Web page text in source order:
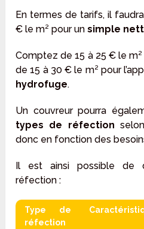
En termes de tarifs, il
€ le m² pour unsimple
Comptez de 15 à 25 € le
de 15 à 30 € le m² pour
hydrofuge.
Un couvreur pourra
types de réfection
donc en fonction des
Il est ainsi possible de
réfection :
Type de
réfection